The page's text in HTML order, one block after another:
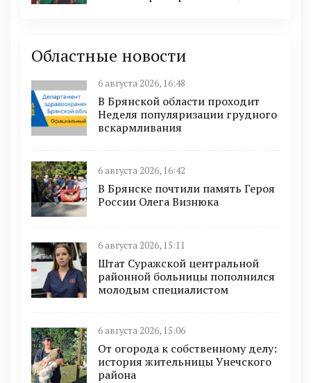
Областные новости
6 августа 2026, 16:48
В Брянской области проходит
Неделя популяризации грудного
вскармливания
6 августа 2026, 16:42
В Брянске почтили память Героя
России Олега Визнюка
6 августа 2026, 15:11
Штат Суражской центральной
районной больницы пополнился
молодым специалистом
6 августа 2026, 15:06
От огорода к собственному делу:
история жительницы Унечского
района